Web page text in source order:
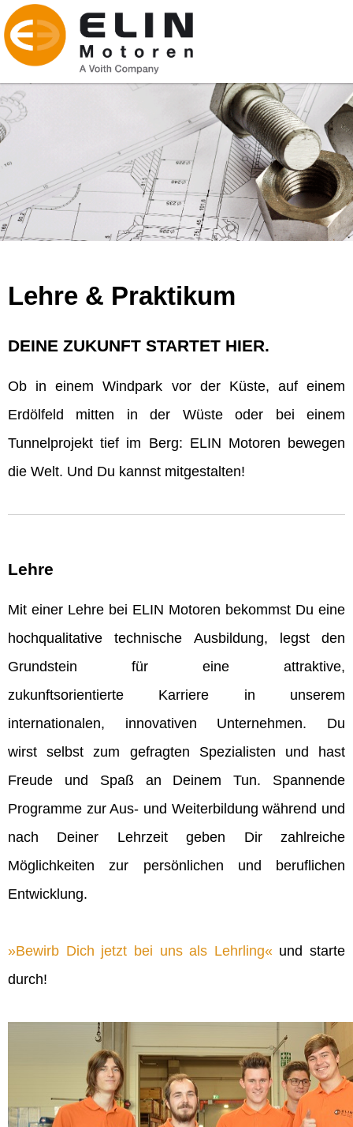
Lehre & Praktikum
DEINE ZUKUNFT STARTET HIER.
Ob in einem Windpark vor der Küste, auf einem
Erdölfeld mitten in der Wüste oder bei einem
Tunnelprojekt tief im Berg: ELIN Motoren bewegen
die Welt. Und Du kannst mitgestalten!
Lehre
Mit einer Lehre bei ELIN Motoren bekommst Du eine
hochqualitative technische Ausbildung, legst den
Grundstein für eine attraktive,
zukunftsorientierte Karriere in unserem
internationalen, innovativen Unternehmen. Du
wirst selbst zum gefragten Spezialisten und hast
Freude und Spaß an Deinem Tun. Spannende
Programme zur Aus- und Weiterbildung während und
nach Deiner Lehrzeit geben Dir zahlreiche
Möglichkeiten zur persönlichen und beruflichen
Entwicklung.
Bewirb Dich jetzt bei uns als Lehrling und starte
durch!